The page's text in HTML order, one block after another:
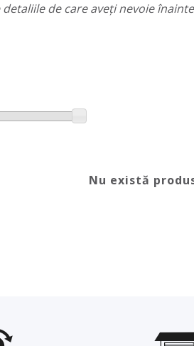
de care aveți nevoie
Nu există